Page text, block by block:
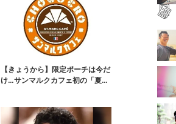
【きょうから】限定ポーチは今だ
け…サンマルクカフェ初の「夏福